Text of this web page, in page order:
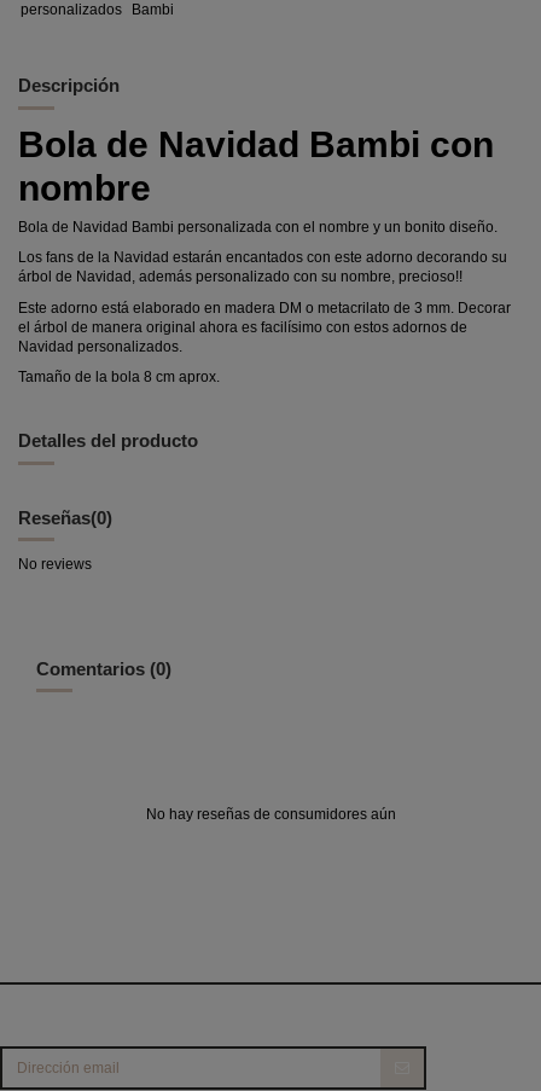
personalizados
Bambi
Descripción
Bola de Navidad Bambi con
nombre
Bola de Navidad Bambi personalizada con el nombre y un bonito diseño.
Los fans de la Navidad estarán encantados con este adorno decorando su
árbol de Navidad, además personalizado con su nombre, precioso!!
Este adorno está elaborado en madera DM o metacrilato de 3 mm. Decorar
el árbol de manera original ahora es facilísimo con estos adornos de
Navidad personalizados.
Tamaño de la bola 8 cm aprox.
Detalles del producto
Reseñas(0)
No reviews
Comentarios (0)
No hay reseñas de consumidores aún